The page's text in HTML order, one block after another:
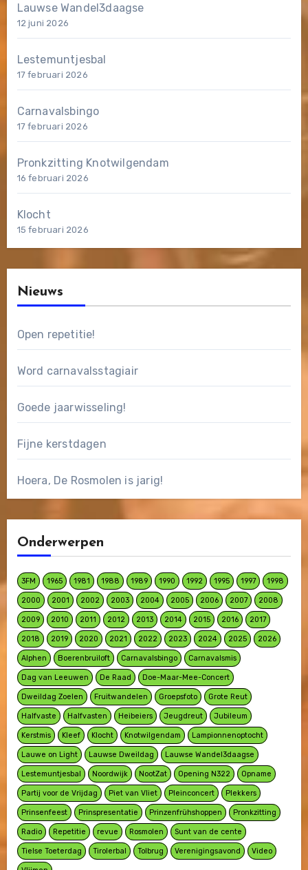
Lauwse Wandel3daagse
12 juni 2026
Lestemuntjesbal
17 februari 2026
Carnavalsbingo
17 februari 2026
Pronkzitting Knotwilgendam
16 februari 2026
Klocht
15 februari 2026
Nieuws
Open repetitie!
Word carnavalsstagiair
Goede jaarwisseling!
Fijne kerstdagen
Hoera, De Rosmolen is jarig!
Onderwerpen
3FM 1965 1981 1988 1989 1990 1992 1995 1997 1998
2000 2001 2002 2003 2004 2005 2006 2007 2008
2009 2010 2011 2012 2013 2014 2015 2016 2017
2018 2019 2020 2021 2022 2023 2024 2025 2026
Alphen Boerenbruiloft Carnavalsbingo Carnavalsmis
Dag van Leeuwen De Raad Doe-Maar-Mee-Concert
Dweildag Zoelen Fruitwandelen Groepsfoto Grote Reut
Halfvaste Halfvasten Heibeiers Jeugdreut Jubileum
Kerstmis Kleef Klocht Knotwilgendam Lampionnenoptocht
Lauwe on Light Lauwse Dweildag Lauwse Wandel3daagse
Lestemuntjesbal Noordwijk NootZat Opening N322 Opname
Partij voor de Vrijdag Piet van Vliet Pleinconcert Plekkers
Prinsenfeest Prinspresentatie Prinzenfrühshoppen Pronkzitting
Radio Repetitie revue Rosmolen Sunt van de cente
Tielse Toeterdag Tirolerbal Tolbrug Verenigingsavond Video